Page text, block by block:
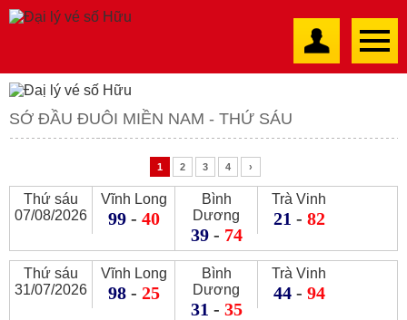
SỚ ĐẦU ĐUÔI MIỀN NAM - THỨ SÁU
1 2 3 4 ›
Thứ sáu
07/08/2026
Vĩnh Long
99- 40
Bình
Dương
39- 74
Trà Vinh
21 - 82
Thứ sáu
31/07/2026
Vĩnh Long
98- 25
Bình
Dương
31 - 35
Trà Vinh
44- 94